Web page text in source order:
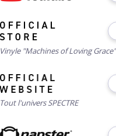
Vinyle "Machines of Loving Grace"
Tout l'univers SPECTRE